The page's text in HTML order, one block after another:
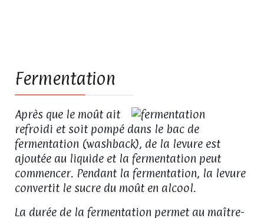
Fermentation
Après que le moût ait
refroidi et soit pompé dans le bac de
fermentation (washback), de la levure est
ajoutée au liquide et la fermentation peut
commencer. Pendant la fermentation, la levure
convertit le sucre du moût en alcool.
La durée de la fermentation permet au maître-